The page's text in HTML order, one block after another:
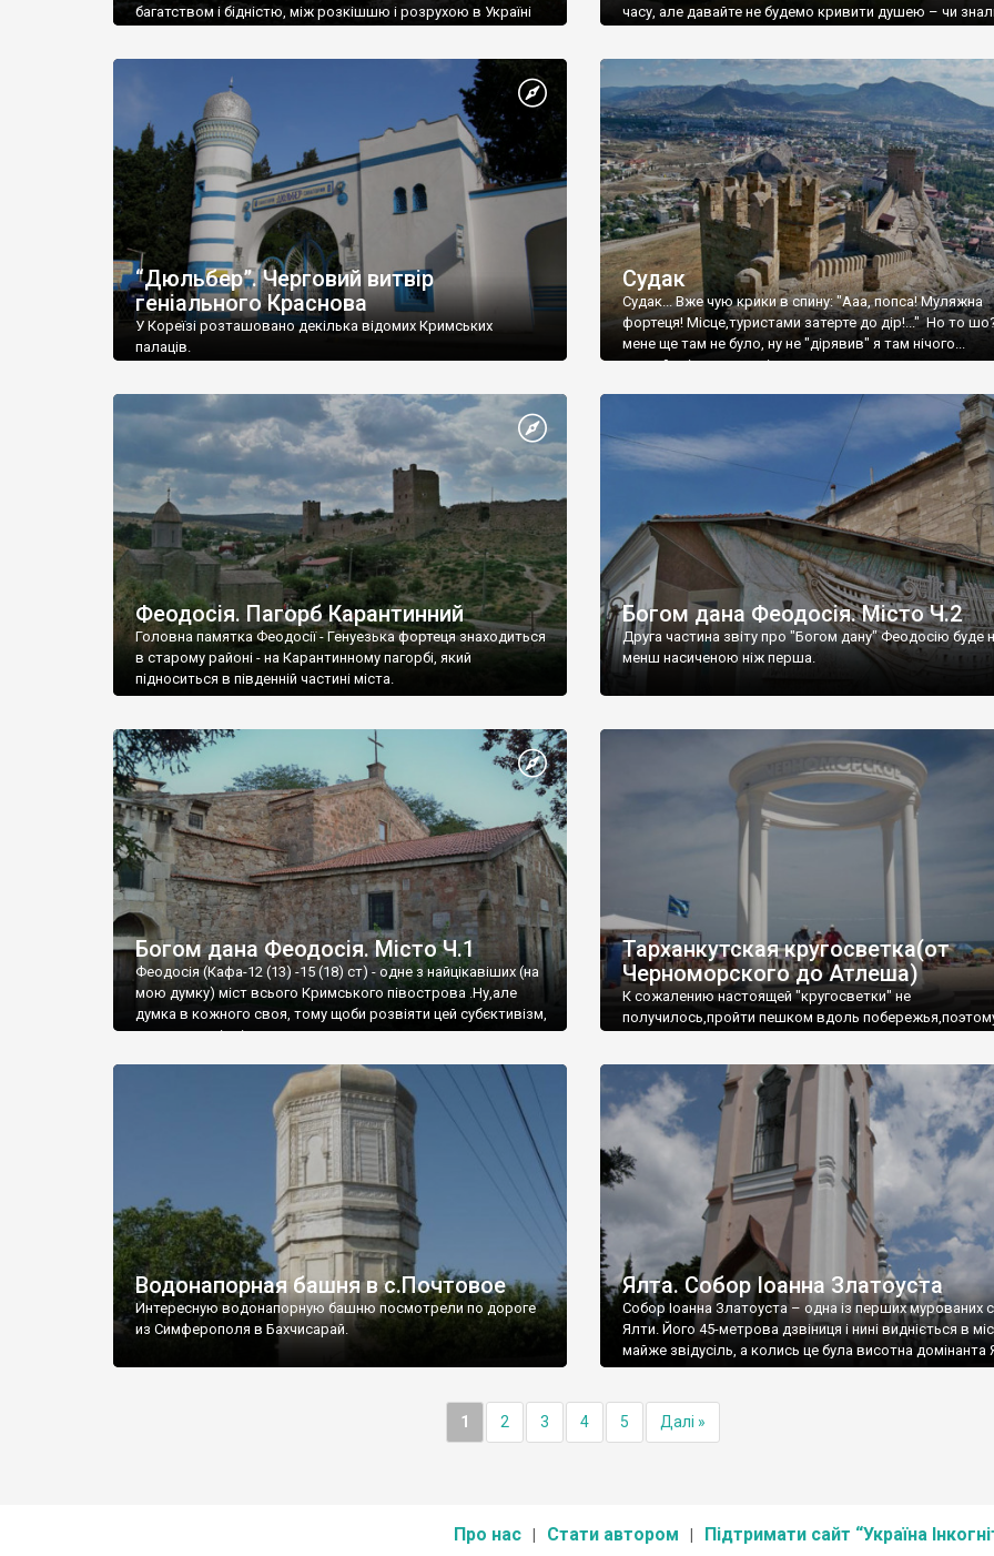
багатством і бідністю, між розкішшю і розрухою в Україні
часу, але давайте не будемо кривити душею – чи
“Дюльбер”. Черговий витвір
геніального Краснова
У Кореїзі розташовано декілька відомих Кримських
палаців.
Судак
Судак... Вже чую крики в спину: "Ааа, попса! Муляжна
фортеця! Місце,туристами затерте до дір!..." Но то
мене ще там не було, ну не "дірявив" я там нічого...
принаймні до цього літа.
Феодосія. Пагорб Карантинний
Головна памятка Феодосії - Генуезька фортеця знаходиться
в старому районі - на Карантинному пагорбі, який
підноситься в південній частині міста.
Богом дана Феодосія. Місто Ч.2
Друга частина звіту про "Богом дану" Феодосію буде
менш насиченою ніж перша.
Богом дана Феодосія. Місто Ч.1
Феодосія (Кафа-12 (13) -15 (18) ст) - одне з найцікавіших (на
мою думку) міст всього Кримського півострова .Ну,але
думка в кожного своя, тому щоби розвіяти цей субєктивізм,
запрошую відвідати це
Тарханкутская кругосветка(от
Черноморского до Атлеша)
К сожалению настоящей "кругосветки" не
получилось,пройти пешком вдоль
Водонапорная башня в с.Почтовое
Интересную водонапорную башню посмотрели по дороге
из Симферополя в Бахчисарай.
Ялта. Собор Іоанна Златоуста
Собор Іоанна Златоуста – одна із перших мурованих
Ялти. Його 45-метрова дзвіниця і нині видніється в
майже звідусіль, а колись це була висотна домінанта
1 2 3 4 5 Далі »
Про нас Стати автором Підтримати сайт “Україна